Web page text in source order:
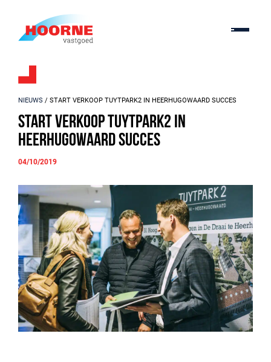
NIEUWS / START VERKOOP TUYTPARK2 IN HEERHUGOWAARD SUCCES
Start verkoop TuytPark2 in
Heerhugowaard succes
04/10/2019